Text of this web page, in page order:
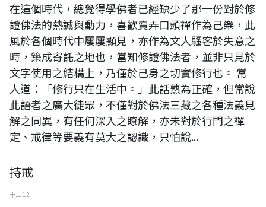
在這個時代，總覺得學佛者已經缺少了那一份對於修
證佛法的熱誠與動力，喜歡賣弄口頭禪作為己樂，此
風於各個時代中屢屢顯見，亦作為文人騷客於失意之
時，築成寄託之地也，當知修證佛法者，並非只見於
文字使用之結構上，乃僅於己身之切實修行也。 常
人道：「修行只在生活中。」此話熟為正確，但常說
此語者之廣大徒眾，不僅對於佛法三藏之各種法義見
解之同異，有任何深入之瞭解，亦未對於行門之禪
定、戒律等要義有莫大之認識，只怕說...
持戒
十二 12